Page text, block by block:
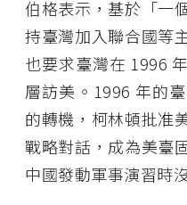
伯格表示，基於「一
持臺灣加入聯合國等
也要求臺灣在 1996
層訪美。1996 年的
的轉機，柯林頓批准
戰略對話，成為美臺
中國發動軍事演習時